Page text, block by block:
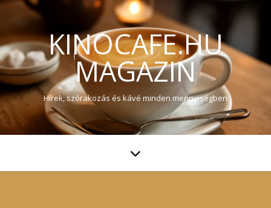
KINOCAFE.HU
MAGAZIN
Hírek, szórakozás és kávé minden mennyiségben